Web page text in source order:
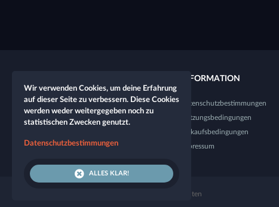
Neuer Charakter
Neuer Spieltisch
Würfel-Tester
INFORMATION
Datenschutzbestimmungen
Nutzungsbedingungen
Verkaufsbedingungen
Impressum
© 2026 Let's Role. Alle Rechte vorbehalten
Wir verwenden Cookies, um deine Erfahrung
auf dieser Seite zu verbessern. Diese Cookies
werden weder weitergegeben noch zu
statistischen Zwecken genutzt.
Datenschutzbestimmungen
ALLES KLAR!